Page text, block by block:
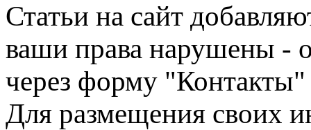
Статьи на сайт
ваши права нарушены -
через форму "Контакты"
Для размещения своих